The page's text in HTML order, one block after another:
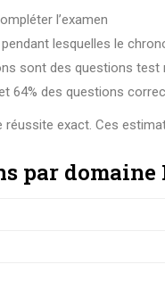
l’examen
pendant lesquelles le
sont des questions test
64% des questions
exact. Ces
par domaine